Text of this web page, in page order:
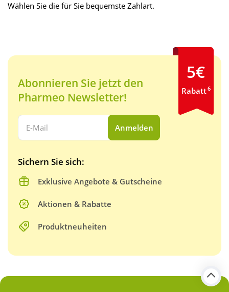
Wählen Sie die für Sie bequemste Zahlart.
Abonnieren Sie jetzt den
Pharmeo Newsletter!
Ihre E-Mail Adresse:
Anmelden
Sichern Sie sich:
Exklusive Angebote & Gutscheine
Aktionen & Rabatte
Produktneuheiten
5€
Rabatt6